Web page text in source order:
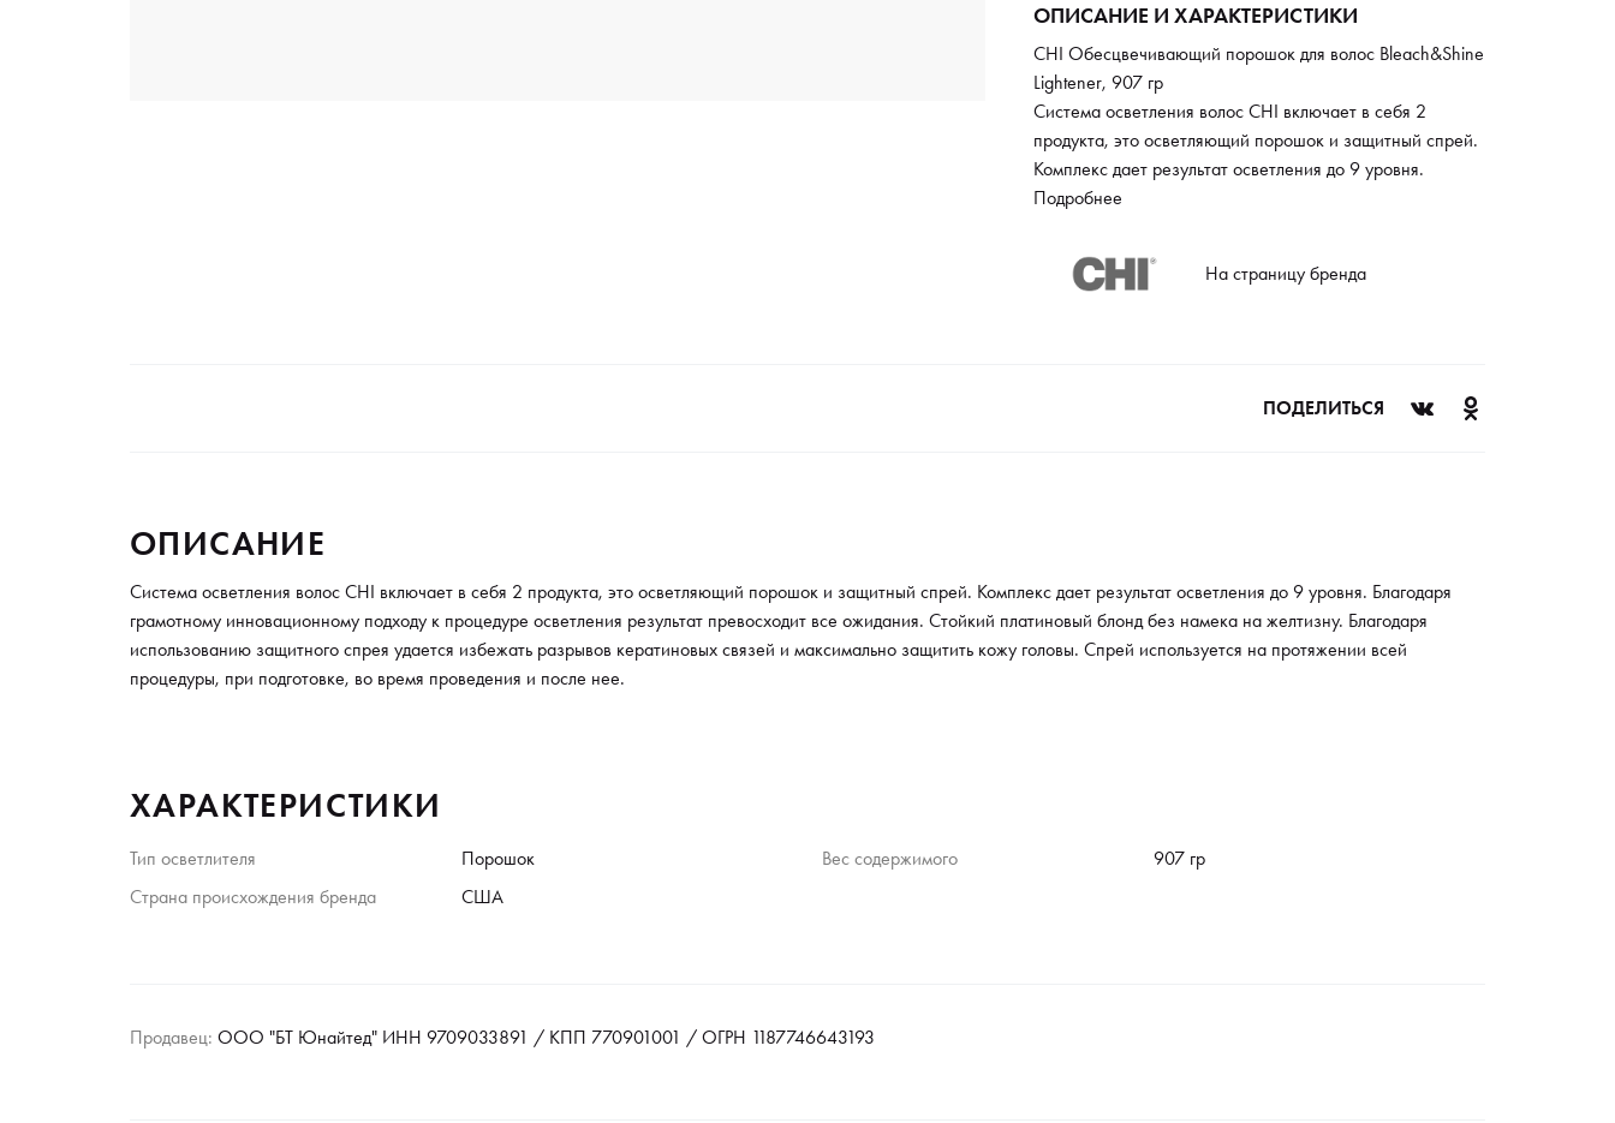
ОПИСАНИЕ И ХАРАКТЕРИСТИКИ
CHI Обесцвечивающий порошок для волос Bleach&Shine
Lightener, 907 гр
Система осветления волос CHI включает в себя 2
продукта, это осветляющий порошок и защитный спрей.
Комплекс дает результат осветления до 9 уровня.
Благодаря грамотному инновационному подходу к
ожидания. Стойкий платиновый блонд без намека на
желтизну. Благодаря использованию защитного спрея
время проведения и после нее.
Подробнее
На страницу бренда
ПОДЕЛИТЬСЯ
ОПИСАНИЕ
Система осветления волос CHI включает в себя 2 продукта, это осветляющий порошок и защитный спрей. Комплекс дает результат осветления до 9 уровня. Благодаря
грамотному инновационному подходу к процедуре осветления результат превосходит все ожидания. Стойкий платиновый блонд без намека на желтизну. Благодаря
использованию защитного спрея удается избежать разрывов кератиновых связей и максимально защитить кожу головы. Спрей используется на протяжении всей
процедуры, при подготовке, во время проведения и после нее.
ХАРАКТЕРИСТИКИ
Тип осветлителя Порошок Вес содержимого
907 гр
Страна происхождения бренда
США
Продавец: ООО "БТ Юнайтед" ИНН 9709033891 / КПП 770901001 / ОГРН 1187746643193